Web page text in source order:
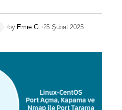
by Emre G 25 Şubat 2025